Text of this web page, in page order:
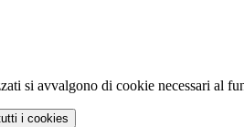
si avvalgono di cookie necessari al
i cookies